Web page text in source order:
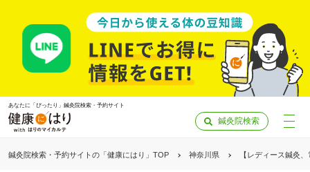
あなたに「ぴったり」鍼灸院検索・予約サイト
鍼灸院検索
鍼灸院検索・予約サイトの「健康にはり」TOP 神奈川県 【レディース鍼灸